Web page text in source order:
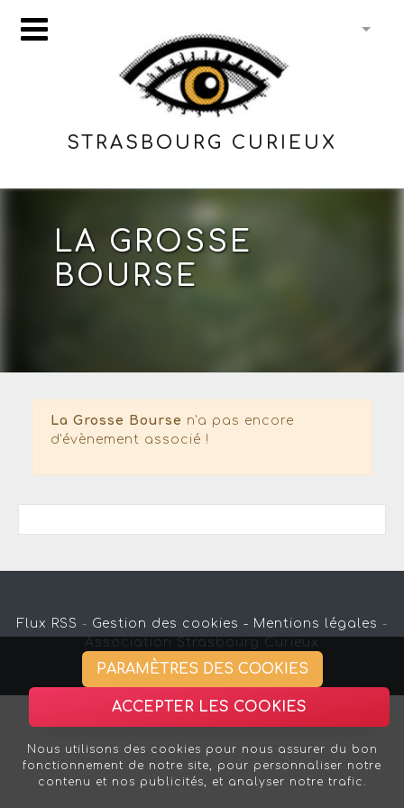
STRASBOURG CURIEUX
LA GROSSE
BOURSE
La Grosse Bourse n'a pas encore
d'évènement associé !
Flux RSS - Gestion des cookies - Mentions légales -
Association Strasbourg Curieux
PARAMÈTRES DES COOKIES
ACCEPTER LES COOKIES
Nous utilisons des cookies pour nous assurer du bon
fonctionnement de notre site, pour personnaliser notre
contenu et nos publicités, et analyser notre trafic.